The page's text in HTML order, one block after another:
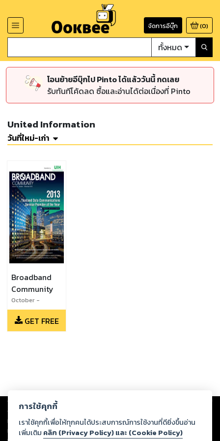
จัดการอีบุ๊ก (0)
ทั้งหมด
โอนย้ายอีบุ๊กไป Pinto ได้แล้ววันนี้ กดเลย
รับทันทีโค้ดลด ซื้อและอ่านได้ต่อเนื่องที่ Pinto
United Information
วันที่ใหม่-เก่า
Broadband
Community
October -
December 2013
GET FREE
Copyright © 2026
ต่อผลงานหรือเนื้อหาใดที่อัปโหลดผ่านเว็บไซต์และปรากฏว่าละเมิดสิทธิใน
ทรัพย์สินทางปัญญาของบุคคลอื่นหรือขัดต่อกฎหมายและศีลธรรม ดังนั้น ผู้อ่าน
ทุกท่านโปรดใช้วิจารณญาณในการกลั่นกรองด้วยตนเอง และหากท่านพบว่าส่วน
การใช้คุกกี้
เราใช้คุกกี้เพื่อให้ทุกคนได้ประสบการณ์การใช้งานที่ดียิ่งขึ้นอ่าน
เพิ่มเติม คลิก (Privacy Policy) และ (Cookie Policy)